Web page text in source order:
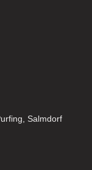
Salmdorf